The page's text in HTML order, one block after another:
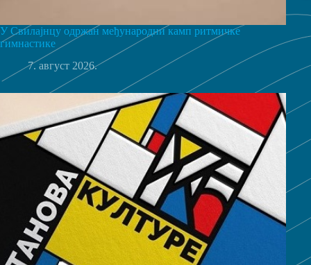
У Свилајнцу одржан међународни камп ритмичке
гимнастике
7. август 2026.